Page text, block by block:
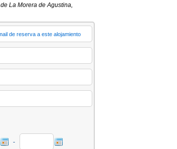
de La Morera de Agustina,
-